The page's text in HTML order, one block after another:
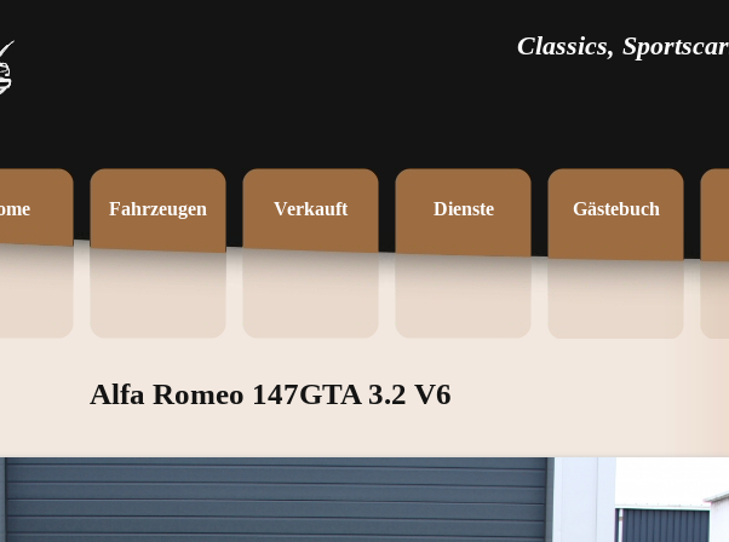
Classics,
Fahrzeugen Verkauft Dienste Gästebuch
Alfa Romeo 147GTA 3.2 V6